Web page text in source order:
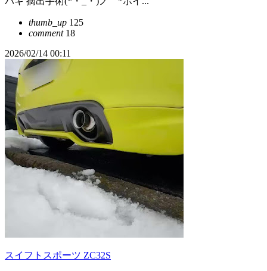
thumb_up 125
comment18
2026/02/14 00:11
スイフトスポーツ ZC32S